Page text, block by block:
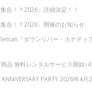
送
り
合！？2026」詳細決定！！
集合！？2026」開催のお知らせ
『ダウンリバー・カナディ
品 無料レンタルサービス開始
PARTY 2026年4月